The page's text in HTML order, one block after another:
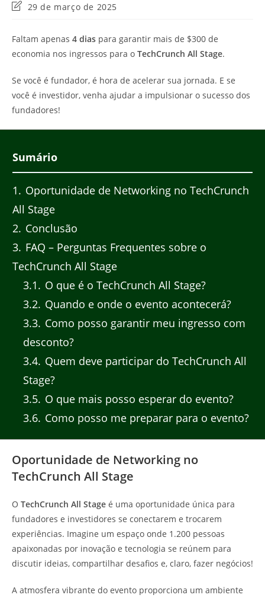
Última
post:
29 de março de 2025
Faltam apenas 4 dias para garantir mais de $300 de
economia nos ingressos para o TechCrunch All Stage.
Se você é fundador, é hora de acelerar sua jornada. E se
você é investidor, venha ajudar a impulsionar o sucesso dos
fundadores!
Sumário
1
Oportunidade de Networking no TechCrunch
All Stage
2 Conclusão
3 FAQ – Perguntas Frequentes sobre o
TechCrunch All Stage
3.1
O que é o TechCrunch All Stage?
3.2 Quando e onde o evento acontecerá?
3.3 Como posso garantir meu ingresso com
desconto?
3.4 Quem deve participar do TechCrunch All
Stage?
3.5 O que mais posso esperar do evento?
3.6 Como posso me preparar para o evento?
Oportunidade de Networking no
TechCrunch All Stage
O TechCrunch All Stage é uma oportunidade única para
fundadores e investidores se conectarem e trocarem
experiências. Imagine um espaço onde 1.200 pessoas
apaixonadas por inovação e tecnologia se reúnem para
discutir ideias, compartilhar desafios e, claro, fazer negócios!
A atmosfera vibrante do evento proporciona um ambiente